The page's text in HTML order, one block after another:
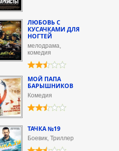
ЛЮБОВЬ С
КУСАЧКАМИ ДЛЯ
НОГТЕЙ
мелодрама,
комедия
МОЙ ПАПА
БАРЫШНИКОВ
Комедия
ТАЧКА №19
Боевик, Триллер